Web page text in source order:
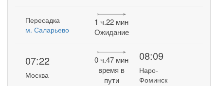
Пересадка
м. Саларьево
1 ч.22 мин
Ожидание
07:22
Москва
0 ч.47 мин
время в
пути
08:09
Наро-
Фоминск